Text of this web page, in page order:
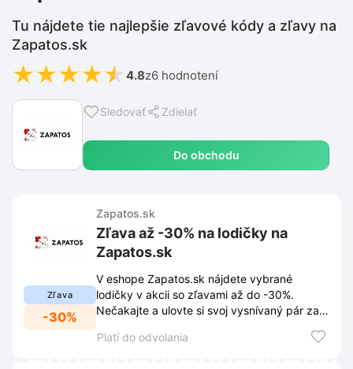
Sledovať Zdielať
Do obchodu
Tu nájdete tie najlepšie zľavové kódy a zľavy na
Zapatos.sk
★★★★★ 4.8z6 hodnotení
Zľava
-30%
Zapatos.sk
Zľava až -30% na lodičky na
Zapatos.sk
V eshope Zapatos.sk nájdete vybrané
lodičky v akcii so zľavami až do -30%.
Nečakajte a ulovte si svoj vysnívaný pár za
Platí do odvolania